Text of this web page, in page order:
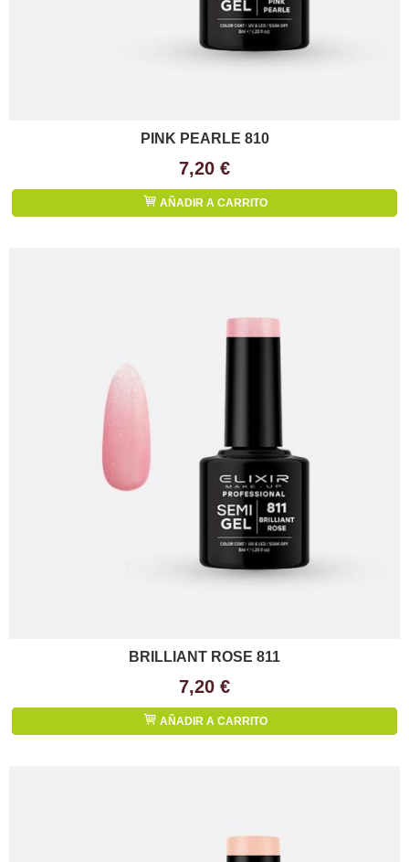
PINK PEARLE 810
7,20 €
AÑADIR A CARRITO
BRILLIANT ROSE 811
7,20 €
AÑADIR A CARRITO